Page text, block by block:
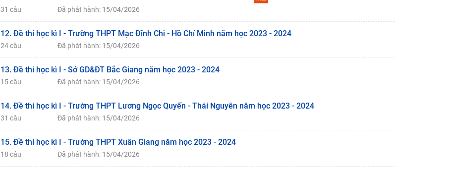
31 câu Đã phát hành: 15/04/2026
12. Đề thi học kì I - Trường THPT Mạc Đĩnh Chi - Hồ Chí Minh năm học 2023 - 2024
24 câu Đã phát hành: 15/04/2026
13. Đề thi học kì I - Sở GD&ĐT Bắc Giang năm học 2023 - 2024
15 câu Đã phát hành: 15/04/2026
14. Đề thi học kì I - Trường THPT Lương Ngọc Quyến - Thái Nguyên năm học 2023 - 2024
31 câu Đã phát hành: 15/04/2026
15. Đề thi học kì I - Trường THPT Xuân Giang năm học 2023 - 2024
18 câu Đã phát hành: 15/04/2026